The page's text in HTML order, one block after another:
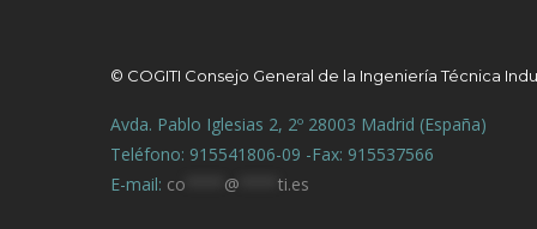
© COGITI Consejo General de la Ingeniería Técnica
Avda. Pablo Iglesias 2, 2º 28003 Madrid (España)
Teléfono: 915541806-09 -Fax: 915537566
E-mail: co @ ti.es